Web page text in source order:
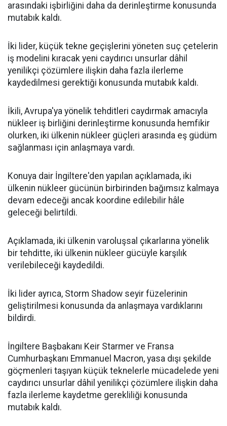
arasındaki işbirliğini daha da derinleştirme konusunda
mutabık kaldı.
İki lider, küçük tekne geçişlerini yöneten suç çetelerin
iş modelini kıracak yeni caydırıcı unsurlar dâhil
yenilikçi çözümlere ilişkin daha fazla ilerleme
kaydedilmesi gerektiği konusunda mutabık kaldı.
İkili, Avrupa'ya yönelik tehditleri caydırmak amacıyla
nükleer iş birliğini derinleştirme konusunda hemfikir
olurken, iki ülkenin nükleer güçleri arasında eş güdüm
sağlanması için anlaşmaya vardı.
Konuya dair İngiltere'den yapılan açıklamada, iki
ülkenin nükleer gücünün birbirinden bağımsız kalmaya
devam edeceği ancak koordine edilebilir hâle
geleceği belirtildi.
Açıklamada, iki ülkenin varoluşsal çıkarlarına yönelik
bir tehditte, iki ülkenin nükleer gücüyle karşılık
verilebileceği kaydedildi.
İki lider ayrıca, Storm Shadow seyir füzelerinin
geliştirilmesi konusunda da anlaşmaya vardıklarını
bildirdi.
İngiltere Başbakanı Keir Starmer ve Fransa
Cumhurbaşkanı Emmanuel Macron, yasa dışı şekilde
göçmenleri taşıyan küçük teknelerle mücadelede yeni
caydırıcı unsurlar dâhil yenilikçi çözümlere ilişkin daha
fazla ilerleme kaydetme gerekliliği konusunda
mutabık kaldı.